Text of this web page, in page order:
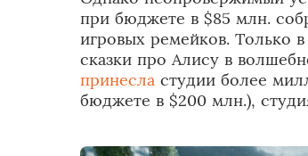
при бюджете в $85 млн.
игровых ремейков. Только
сказки про Алису в
принесла студии более
бюджете в $200 млн.),